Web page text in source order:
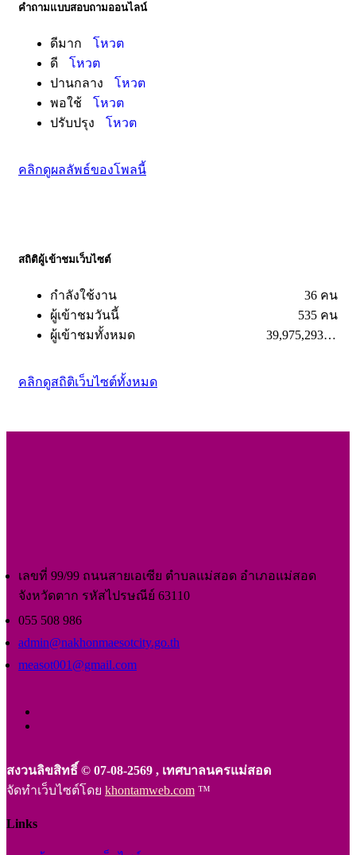
คำถามแบบสอบถามออนไลน์
ดีมาก
โหวต
ดี
โหวต
ปานกลาง
โหวต
พอใช้
โหวต
ปรับปรุง
โหวต
คลิกดูผลลัพธ์ของโพลนี้
สถิติผู้เข้าชมเว็บไซต์
กำลังใช้งาน
36 คน
ผู้เข้าชมวันนี้
535 คน
ผู้เข้าชมทั้งหมด
39,975,293 คน
คลิกดูสถิติเว็บไซต์ทั้งหมด
เลขที่ 99/99 ถนนสายเอเซีย ตำบลแม่สอด อำเภอแม่สอด
จังหวัดตาก รหัสไปรษณีย์ 63110
055 508 986
admin@nakhonmaesotcity.go.th
measot001@gmail.com
สงวนลิขสิทธิ์ © 07-08-2569 , เทศบาลนครแม่สอด
จัดทำเว็บไซต์โดย khontamweb.com ™
Links